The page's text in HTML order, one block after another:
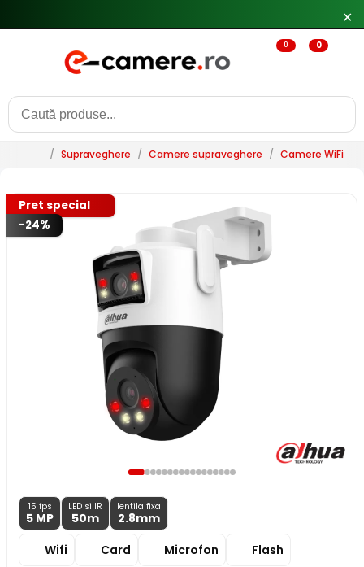
✕
0 0
/ Supraveghere / Camere supraveghere / Camere WiFi &
Pret special
-24%
15 fps
5 MP
LED si IR
50m
lentila fixa
2.8mm
Wifi
Card Microfon Flash